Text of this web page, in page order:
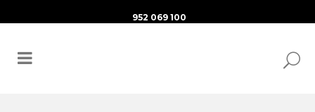
952 069 100